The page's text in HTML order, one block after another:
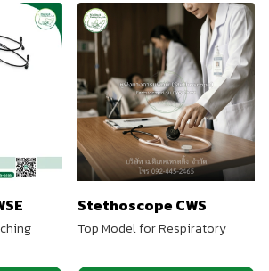
Stethoscope CWS
Top Model for Respiratory